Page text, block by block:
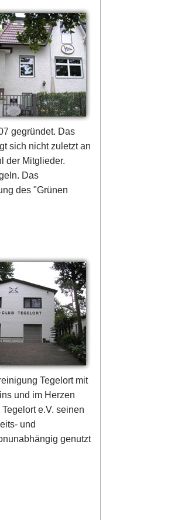
gegründet. Das
sich nicht zuletzt an
der Mitglieder.
Das
des "Grünen
Tegelort mit
und im Herzen
e.V. seinen
und
genutzt